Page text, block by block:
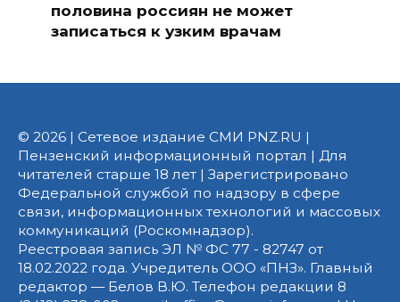
половина россиян не может
записаться к узким врачам
© 2026 | Сетевое издание СМИ PNZ.RU |
Пензенский информационный портал | Для
читателей старше 18 лет | Зарегистрировано
Федеральной службой по надзору в сфере
связи, информационных технологий и массовых
коммуникаций (Роскомнадзор).
Реестровая запись ЭЛ № ФС 77 - 82747 от
18.02.2022 года. Учредитель ООО «ПНЗ». Главный
редактор — Белов В.Ю. Телефон редакции 8